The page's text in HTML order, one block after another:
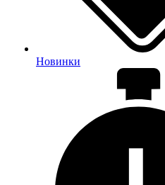
Новинки